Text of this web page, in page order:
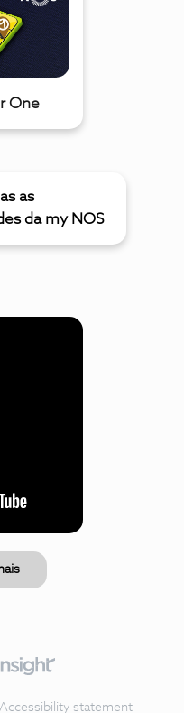
One
as
da my NOS
Accessibility statement